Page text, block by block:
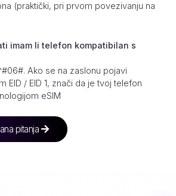
(praktički, pri prvom povezivanju na
imam li telefon kompatibilan s
Ako se na zaslonu pojavi
EID / EID 1, znači da je tvoj telefon
eSIM
pitanja